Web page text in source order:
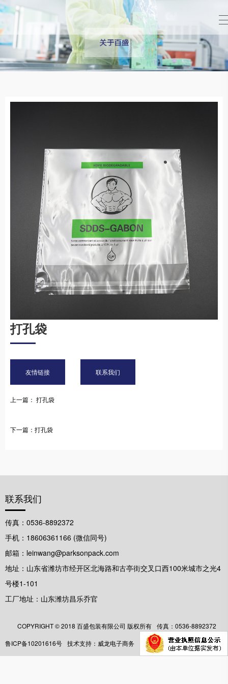
打孔袋
友情链接 联系我们
上一篇： 打孔袋
下一篇：打孔袋
联系我们
传真：0536-8892372
手机：18606361166 (微信同号)
邮箱：leinwang@parksonpack.com
地址：山东省潍坊市经开区北海路和古亭街交叉口西100米城市之光4
号楼1-101
工厂地址：山东潍坊昌乐乔官
COPYRIGHT ©️ 2018 百盛包装有限公司 版权所有
传真：0536-8892372
鲁ICP备10201616号 技术支持：威龙电子商务